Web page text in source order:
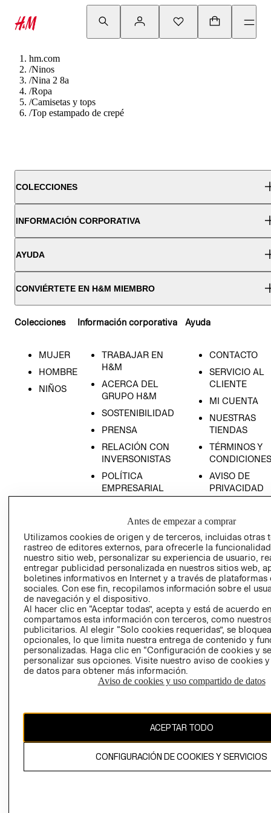
hm.com
/Ninos
/Nina 2 8a
/Ropa
/Camisetas y tops
/Top estampado de crepé
COLECCIONES
INFORMACIÓN CORPORATIVA
AYUDA
CONVIÉRTETE EN H&M MIEMBRO
Colecciones
MUJER
HOMBRE
NIÑOS
Información corporativa
TRABAJAR EN
H&M
ACERCA DEL
GRUPO H&M
SOSTENIBILIDAD
PRENSA
RELACIÓN CON
INVERSONISTAS
POLÍTICA
EMPRESARIAL
Ayuda
CONTACTO
SERVICIO AL
CLIENTE
MI CUENTA
NUESTRAS
TIENDAS
TÉRMINOS Y
CONDICIONES
AVISO DE
PRIVACIDAD
AVISO DE
COOKIES
LIBRO DE
Ecuador ($)
CAMBIAR REGIÓN
El contenido de esta página web está protegido por copyright y es
propiedad de H&M Hennes & Mauritz AB.
Antes de empezar a comprar
Utilizamos cookies de origen y de terceros, incluidas otras
rastreo de editores externos, para ofrecerle la
nuestro sitio web, personalizar su experiencia de usuario,
entregar publicidad personalizada en nuestros sitios web,
boletines informativos en Internet y a través de plataformas
sociales. Con ese fin, recopilamos información sobre el
de navegación y el dispositivo.
Al hacer clic en “Aceptar todas”, acepta y está de acuerdo
compartamos esta información con terceros, como
publicitarios. Al elegir “Solo cookies requeridas”, se
opcionales, lo que limita nuestra entrega de contenido y
personalizadas. Haga clic en “Configuración de cookies y
personalizar sus opciones. Visite nuestro aviso de cookies
de datos para obtener más información.
Aviso de cookies y uso compartido de datos
ACEPTAR TODO
CONFIGURACIÓN DE COOKIES Y SERVICIOS